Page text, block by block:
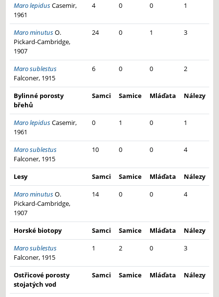
Maro lepidusCasemir,
1961
4 0 0 1
Maro minutusO.
Pickard-Cambridge,
1907
24 0 1 3
Maro sublestus
Falconer, 1915
6 0 0 2
Bylinné porosty
břehů
Samci Samice Mláďata Nálezy
Maro lepidusCasemir,
1961
0 1 0 1
Maro sublestus
Falconer, 1915
10 0 0 4
Lesy Samci Samice Mláďata
Nálezy
Maro minutusO.
Pickard-Cambridge,
1907
14 0 0 4
Horské biotopy Samci Samice Mláďata
Nálezy
Maro sublestus
Falconer, 1915
1 2 0 3
Ostřicové porosty
stojatých vod
Samci Samice Mláďata Nálezy